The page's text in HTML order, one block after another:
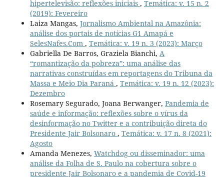
hipertelevisão: reflexões iniciais , Temática: v. 15 n. 2
(2019): Fevereiro
Laiza Mangas, Jornalismo Ambiental na Amazônia:
análise dos portais de notícias G1 Amapá e
SelesNafes.Com , Temática: v. 19 n. 3 (2023): Março
Gabriella De Barros, Graziela Bianchi, A
“romantização da pobreza”: uma análise das
narrativas construídas em reportagens do Tribuna da
Massa e Meio Dia Paraná , Temática: v. 19 n. 12 (2023):
Dezembro
Rosemary Segurado, Joana Berwanger, Pandemia de
saúde e informação: reflexões sobre o vírus da
desinformação no Twitter e a contribuição direta do
Presidente Jair Bolsonaro , Temática: v. 17 n. 8 (2021):
Agosto
Amanda Menezes, Watchdog ou disseminador: uma
análise da Folha de S. Paulo na cobertura sobre o
presidente Jair Bolsonaro e a pandemia de Covid-19